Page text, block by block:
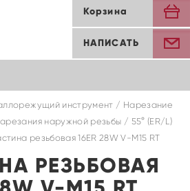
Корзина
НАПИСАТЬ
инструмент / Нарезание
наружной резьбы / 55° (ER/L)
резьбовая 16ER 28W V-M15 RT
РЕЗЬБОВАЯ